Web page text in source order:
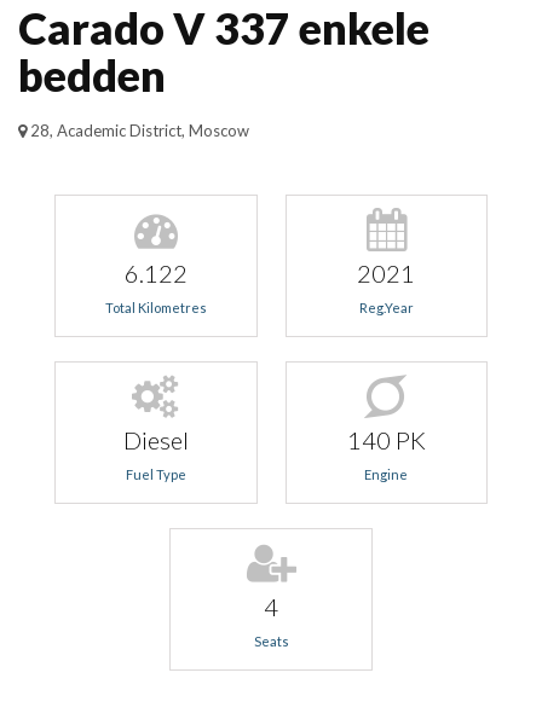
Carado V 337 enkele
bedden
28, Academic District, Moscow
6.122
Total Kilometres
2021
Reg.Year
Diesel
Fuel Type
140 PK
Engine
4
Seats